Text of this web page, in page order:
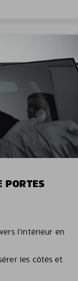
PORTES
l’intérieur en
les côtés et